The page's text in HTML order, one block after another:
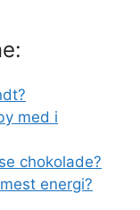
med i
chokolade?
energi?